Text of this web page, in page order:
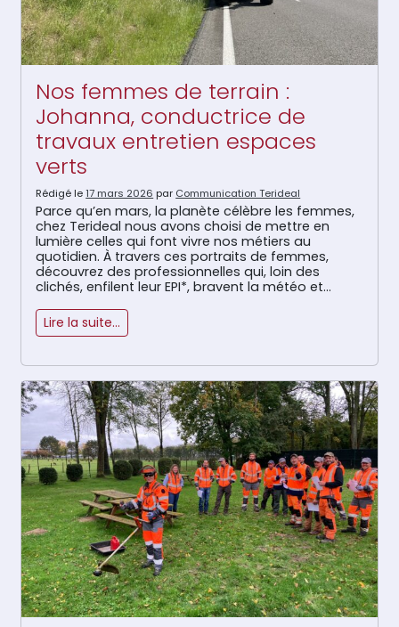
Nos femmes de terrain :
Johanna, conductrice de
travaux entretien espaces
verts
Rédigé le17 mars 2026 par Communication Terideal
Parce qu’en mars, la planète célèbre les femmes,
chez Terideal nous avons choisi de mettre en
lumière celles qui font vivre nos métiers au
quotidien. À travers ces portraits de femmes,
découvrez des professionnelles qui, loin des
clichés, enfilent leur EPI*, bravent la météo et
de détermination. Oubliez l’idée que […]
Lire la suite…